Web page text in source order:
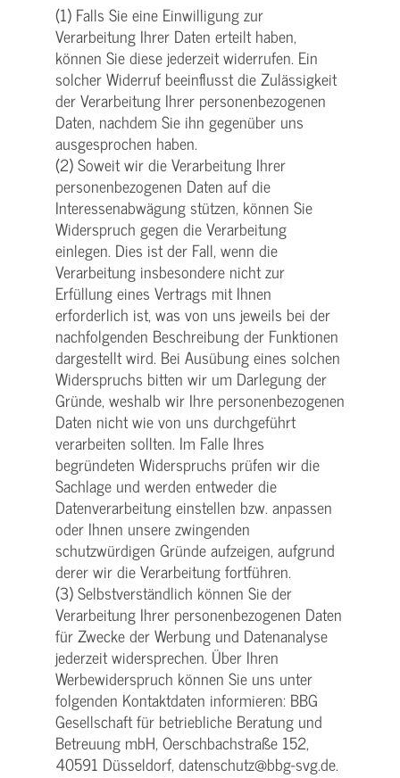
(1) Falls Sie eine Einwilligung zur
Verarbeitung Ihrer Daten erteilt haben,
können Sie diese jederzeit widerrufen. Ein
solcher Widerruf beeinflusst die Zulässigkeit
der Verarbeitung Ihrer personenbezogenen
Daten, nachdem Sie ihn gegenüber uns
ausgesprochen haben.
(2) Soweit wir die Verarbeitung Ihrer
personenbezogenen Daten auf die
Interessenabwägung stützen, können Sie
Widerspruch gegen die Verarbeitung
einlegen. Dies ist der Fall, wenn die
Verarbeitung insbesondere nicht zur
Erfüllung eines Vertrags mit Ihnen
erforderlich ist, was von uns jeweils bei der
nachfolgenden Beschreibung der Funktionen
dargestellt wird. Bei Ausübung eines solchen
Widerspruchs bitten wir um Darlegung der
Gründe, weshalb wir Ihre personenbezogenen
Daten nicht wie von uns durchgeführt
verarbeiten sollten. Im Falle Ihres
begründeten Widerspruchs prüfen wir die
Sachlage und werden entweder die
Datenverarbeitung einstellen bzw. anpassen
oder Ihnen unsere zwingenden
schutzwürdigen Gründe aufzeigen, aufgrund
derer wir die Verarbeitung fortführen.
(3) Selbstverständlich können Sie der
Verarbeitung Ihrer personenbezogenen Daten
für Zwecke der Werbung und Datenanalyse
jederzeit widersprechen. Über Ihren
Werbewiderspruch können Sie uns unter
folgenden Kontaktdaten informieren: BBG
Gesellschaft für betriebliche Beratung und
Betreuung mbH, Oerschbachstraße 152,
40591 Düsseldorf, datenschutz@bbg-svg.de.